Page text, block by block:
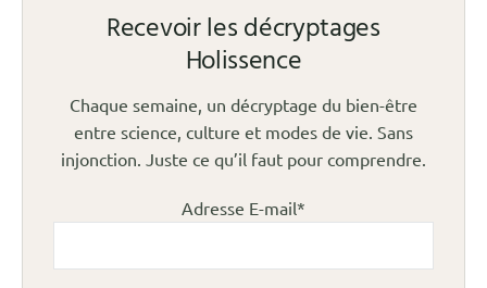
Recevoir les décryptages
Holissence
Chaque semaine, un décryptage du bien-être
entre science, culture et modes de vie. Sans
injonction. Juste ce qu’il faut pour comprendre.
Adresse E-mail*